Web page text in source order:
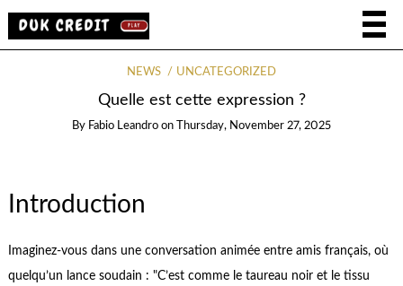
NEWS UNCATEGORIZED
Quelle est cette expression ?
By Fabio Leandro on Thursday, November 27, 2025
Introduction
Imaginez-vous dans une conversation animée entre amis français, où
quelqu’un lance soudain : "C’est comme le taureau noir et le tissu